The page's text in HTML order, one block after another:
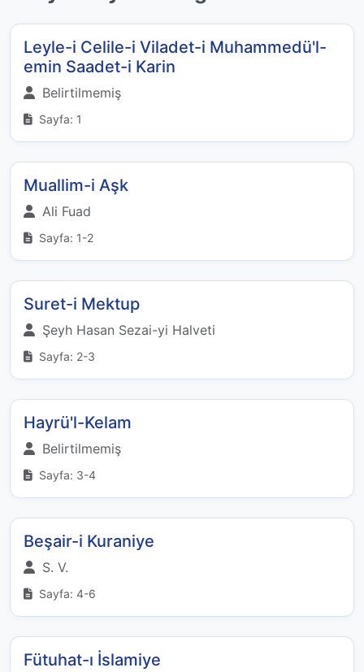
Leyle-i Celile-i Viladet-i Muhammedü'l-
emin Saadet-i Karin
Belirtilmemiş
Sayfa: 1
Muallim-i Aşk
Ali Fuad
Sayfa: 1-2
Suret-i Mektup
Şeyh Hasan Sezai-yi Halveti
Sayfa: 2-3
Hayrü'l-Kelam
Belirtilmemiş
Sayfa: 3-4
Beşair-i Kuraniye
S. V.
Sayfa: 4-6
Fütuhat-ı İslamiye